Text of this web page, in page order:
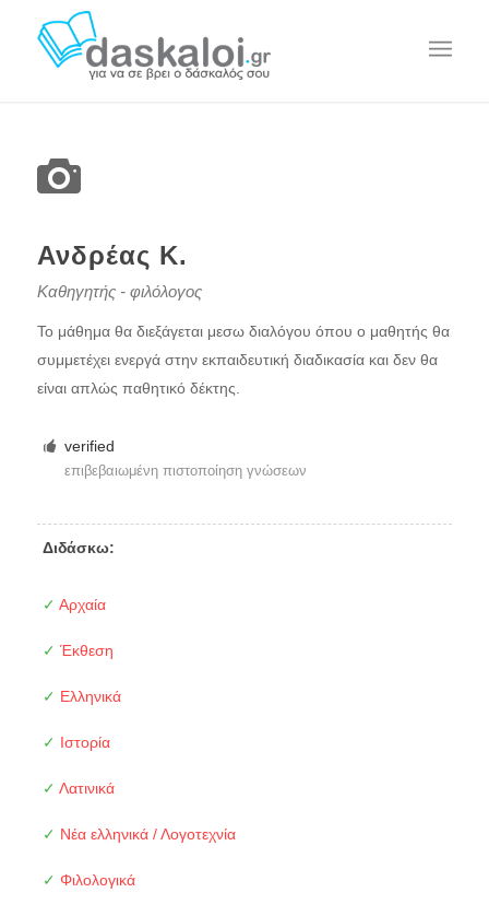
Ανδρέας Κ.
Καθηγητής - φιλόλογος
Το μάθημα θα διεξάγεται μεσω διαλόγου όπου ο μαθητής θα
συμμετέχει ενεργά στην εκπαιδευτική διαδικασία και δεν θα
είναι απλώς παθητικό δέκτης.
verified
επιβεβαιωμένη πιστοποίηση γνώσεων
Διδάσκω:
✓ Αρχαία
✓ Έκθεση
✓ Ελληνικά
✓ Ιστορία
✓ Λατινικά
✓ Νέα ελληνικά / Λογοτεχνία
✓ Φιλολογικά